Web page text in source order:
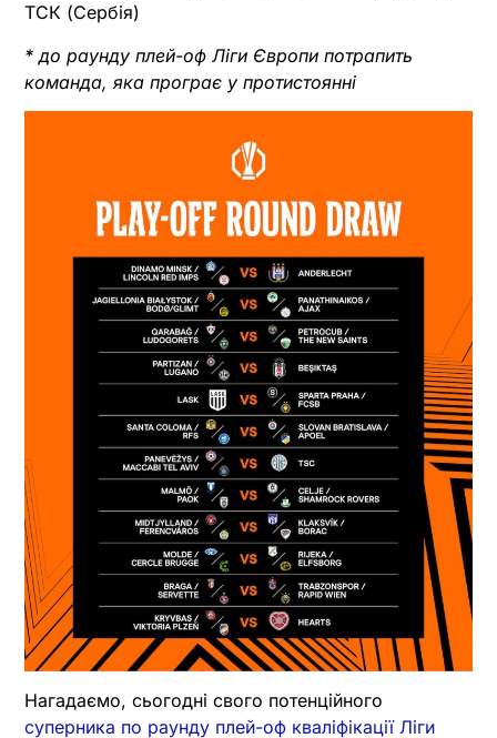
ТСК (Сербія)
* до раунду плей-оф Ліги Європи потрапить
команда, яка програє у протистоянні
Нагадаємо, сьогодні свого потенційного
суперника по раунду плей-оф кваліфікації Ліги